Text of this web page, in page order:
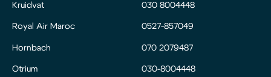
Kruidvat
Royal Air Maroc
Hornbach
Otrium
030 8004448
0527-857049
070 2079487
030-8004448